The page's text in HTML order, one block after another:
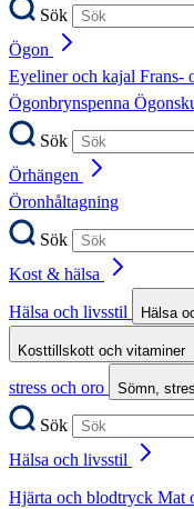
Sök
Ögon
Eyeliner och kajal Frans-
Ögonbrynspenna
Sök
Örhängen
Öronhåltagning
Sök
Kost & hälsa
Hälsa och livsstil
Hälsa
Kosttillskott och vitaminer
stress och oro
Sömn,
Sök
Hälsa och livsstil
Hjärta och blodtryck Mat